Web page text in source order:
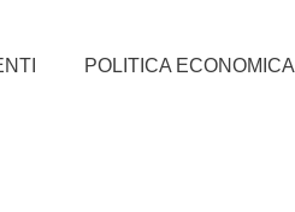
POLITICA ECONOMICA